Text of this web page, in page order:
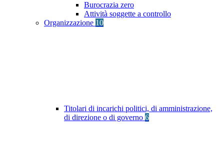
Burocrazia zero
Attività soggette a controllo
Organizzazione 10
Titolari di incarichi politici, di amministrazione,
di direzione o di governo 6